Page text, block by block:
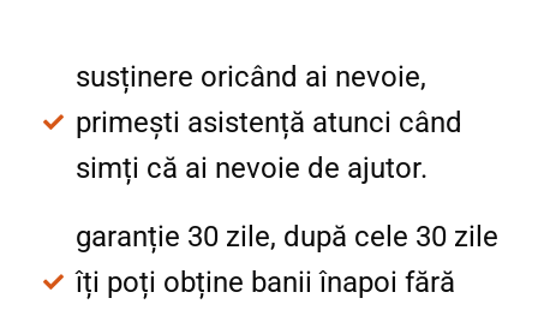
susținere oricând ai nevoie,
primești asistență atunci când
simți că ai nevoie de ajutor.
garanție 30 zile, după cele 30 zile
îți poți obține banii înapoi fără